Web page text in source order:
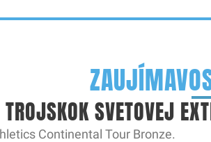
SVETOVEJ
Continental Tour Bronze.